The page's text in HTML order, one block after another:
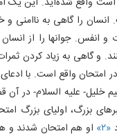
را گاهی به ناامنی
و انفس. جوانها را از
و گاهی به زیاد کردن
امتحان واقع است. با
خلیل- علیه السلام- در
بزرگ، اولیای بزرگ
«۲»
او هم امتحان شدند و